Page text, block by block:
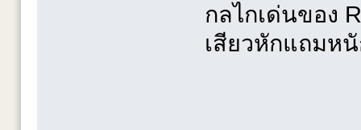
กลไกเด่นของ
เสียวหักแถมห